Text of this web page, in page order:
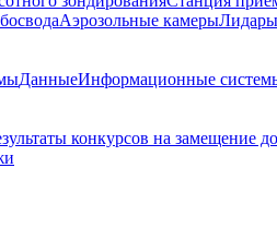
Аэрозольные камерыЛидары
ДанныеИнформационные
конкурсов на замещение